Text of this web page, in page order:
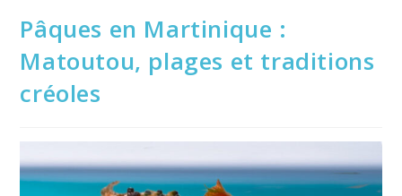
Pâques en Martinique :
Matoutou, plages et traditions
créoles